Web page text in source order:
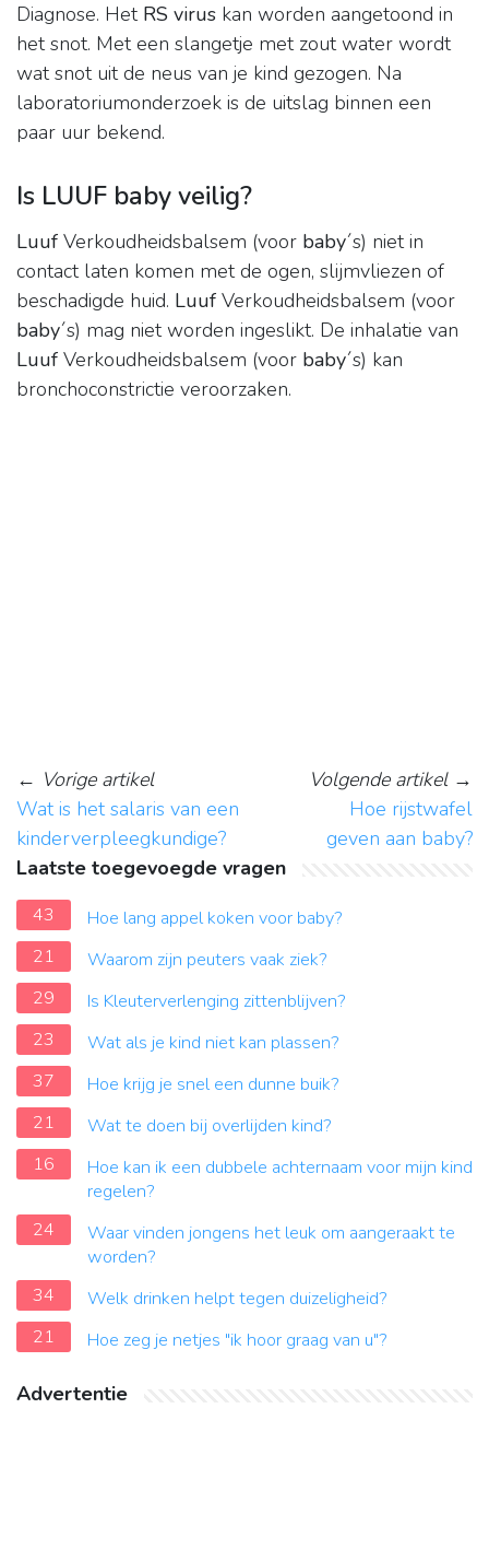
Diagnose. Het RS virus kan worden aangetoond in
het snot. Met een slangetje met zout water wordt
wat snot uit de neus van je kind gezogen. Na
laboratoriumonderzoek is de uitslag binnen een
paar uur bekend.
Is LUUF baby veilig?
Luuf Verkoudheidsbalsem (voor baby´s) niet in
contact laten komen met de ogen, slijmvliezen of
beschadigde huid. Luuf Verkoudheidsbalsem (voor
baby´s) mag niet worden ingeslikt. De inhalatie van
Luuf Verkoudheidsbalsem (voor baby´s) kan
bronchoconstrictie veroorzaken.
← Vorige artikel
Wat is het salaris van een
kinderverpleegkundige?
Volgende artikel→
Hoe rijstwafel
geven aan baby?
Laatste toegevoegde vragen
43
Hoe lang appel koken voor baby?
21
Waarom zijn peuters vaak ziek?
29
Is Kleuterverlenging zittenblijven?
23
Wat als je kind niet kan plassen?
37
Hoe krijg je snel een dunne buik?
21
Wat te doen bij overlijden kind?
16
Hoe kan ik een dubbele achternaam voor mijn kind
regelen?
24
Waar vinden jongens het leuk om aangeraakt te
worden?
34
Welk drinken helpt tegen duizeligheid?
21
Hoe zeg je netjes "ik hoor graag van u"?
Advertentie